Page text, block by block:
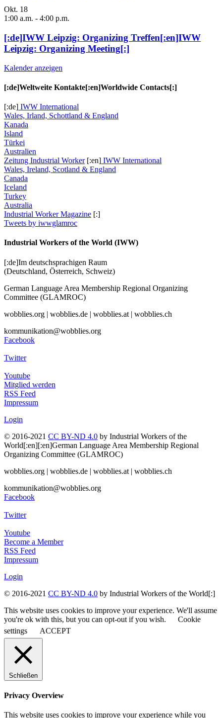
Okt. 18
1:00 a.m. - 4:00 p.m.
[:de]IWW Leipzig: Organizing Treffen[:en]IWW
Leipzig: Organizing Meeting[:]
Kalender anzeigen
[:de]Weltweite Kontakte[:en]Worldwide Contacts[:]
[:de] IWW International
Wales, Irland, Schottland & England
Kanada
Island
Türkei
Australien
Zeitung Industrial Worker[:en] IWW International
Wales, Ireland, Scotland & England
Canada
Iceland
Turkey
Australia
Industrial Worker Magazine [:]
Tweets by iwwglamroc
Industrial Workers of the World (IWW)
[:de]Im deutschsprachigen Raum
(Deutschland, Österreich, Schweiz)
German Language Area Membership Regional Organizing
Committee (GLAMROC)
wobblies.org | wobblies.de | wobblies.at | wobblies.ch
kommunikation@wobblies.org
Facebook
Twitter
Youtube
Mitglied werden
RSS Feed
Impressum
Login
© 2016-2021 CC BY-ND 4.0 by Industrial Workers of the
World[:en][:en]German Language Area Membership Regional
Organizing Committee (GLAMROC)
wobblies.org | wobblies.de | wobblies.at | wobblies.ch
kommunikation@wobblies.org
Facebook
Twitter
Youtube
Become a Member
RSS Feed
Impressum
Login
© 2016-2021 CC BY-ND 4.0 by Industrial Workers of the World[:]
This website uses cookies to improve your experience. We'll assume
you're ok with this, but you can opt-out if you wish.
Cookie
settings
ACCEPT
Schließen
Privacy Overview
This website uses cookies to improve your experience while you